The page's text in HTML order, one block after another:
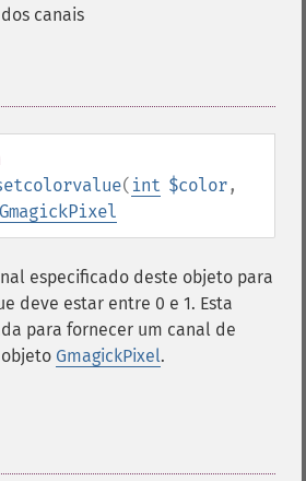
canais
( int $color,
GmagickPixel
especificado deste objeto para
deve estar entre 0 e 1. Esta
para fornecer um canal de
GmagickPixel.